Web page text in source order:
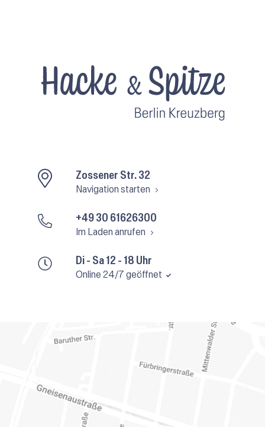
Di - Sa 12 - 18 Uhr
Online 24/7 geöffnet
Zossener Str. 32
Navigation starten
+49 30 61626300
Im Laden anrufen